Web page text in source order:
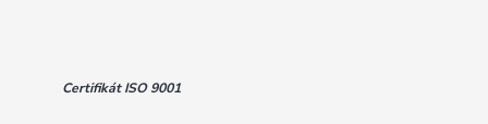
Certifikát ISO 9001